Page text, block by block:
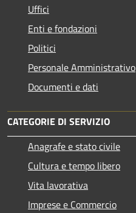
Uffici
Enti e fondazioni
Politici
Personale Amministrativo
Documenti e dati
CATEGORIE DI SERVIZIO
Anagrafe e stato civile
Cultura e tempo libero
Vita lavorativa
Imprese e Commercio